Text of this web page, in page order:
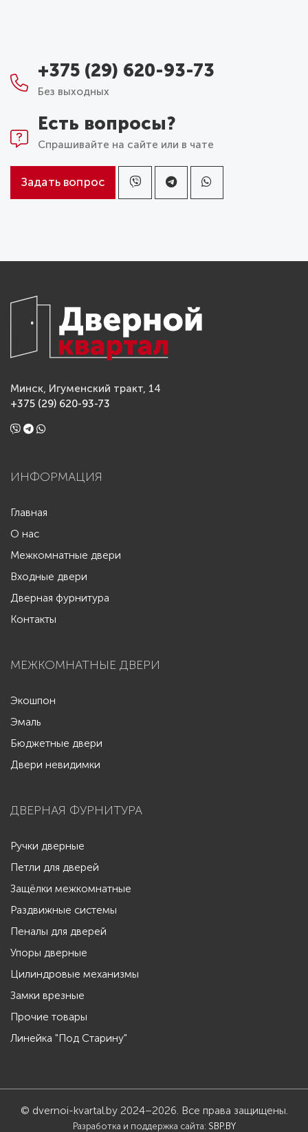
+375 (29) 620-93-73
Без выходных
Есть вопросы?
Спрашивайте на сайте или в чате
Задать вопрос
Минск, Игуменский тракт, 14
+375 (29) 620-93-73
ИНФОРМАЦИЯ
Главная
О нас
Межкомнатные двери
Входные двери
Дверная фурнитура
Контакты
МЕЖКОМНАТНЫЕ ДВЕРИ
Экошпон
Эмаль
Бюджетные двери
Двери невидимки
ДВЕРНАЯ ФУРНИТУРА
Ручки дверные
Петли для дверей
Защёлки межкомнатные
Раздвижные системы
Пеналы для дверей
Упоры дверные
Цилиндровые механизмы
Замки врезные
Прочие товары
Линейка "Под Старину"
© dvernoi-kvartal.by 2024–2026. Все права защищены.
Разработка и поддержка сайта: SBP.BY